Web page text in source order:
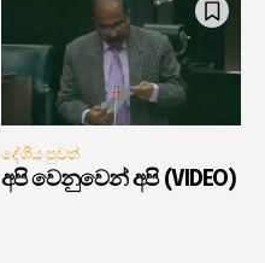
දේශීය පුවත්
අපි වෙනුවෙන් අපි (VIDEO)